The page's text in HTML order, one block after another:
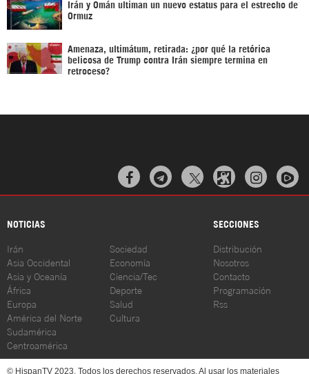
Irán y Omán ultiman un nuevo estatus para el estrecho de
Ormuz
Amenaza, ultimátum, retirada: ¿por qué la retórica
belicosa de Trump contra Irán siempre termina en
retroceso?
  
NOTICIAS SECCIONES
Irán
Asia Occidental
Asia y Oceanía
África
Europa
América del Norte
Sudamérica
Centroamérica
Sociedad
Economía
Ciencia/Tec
Deporte
Salud
Cultura
Distribución
Nosotros
Contacto
Programación
Rss
© HispanTV 2023. Todos los derechos reservados. Al usar los materiales